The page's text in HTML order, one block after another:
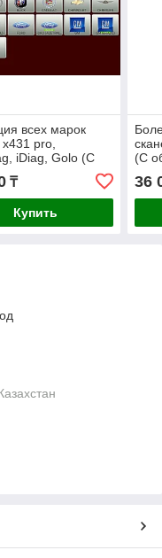
всех марок
pro,
iDiag, Golo (С
₸
Купить
(С
36